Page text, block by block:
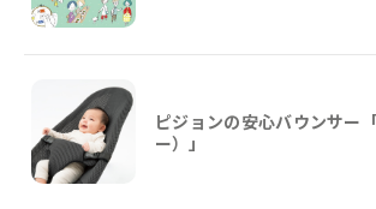
ピジョンの安心バウンサー
ー）」